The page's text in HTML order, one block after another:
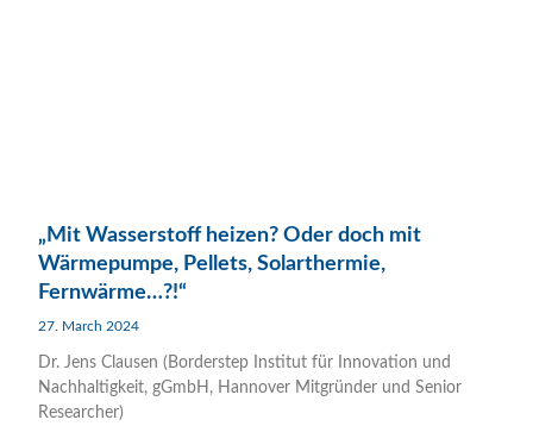
„Mit Wasserstoff heizen? Oder doch mit
Wärmepumpe, Pellets, Solarthermie,
Fernwärme…?!“
27. March 2024
Dr. Jens Clausen (Borderstep Institut für Innovation und
Nachhaltigkeit, gGmbH, Hannover Mitgründer und Senior
Researcher)